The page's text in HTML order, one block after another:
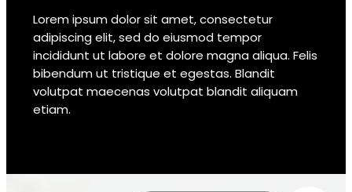
Lorem ipsum dolor sit amet, consectetur
adipiscing elit, sed do eiusmod tempor
incididunt ut labore et dolore magna aliqua. Felis
bibendum ut tristique et egestas. Blandit
volutpat maecenas volutpat blandit aliquam
etiam.